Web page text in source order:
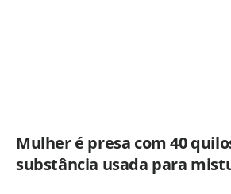
Mulher é presa com 40
substância usada para